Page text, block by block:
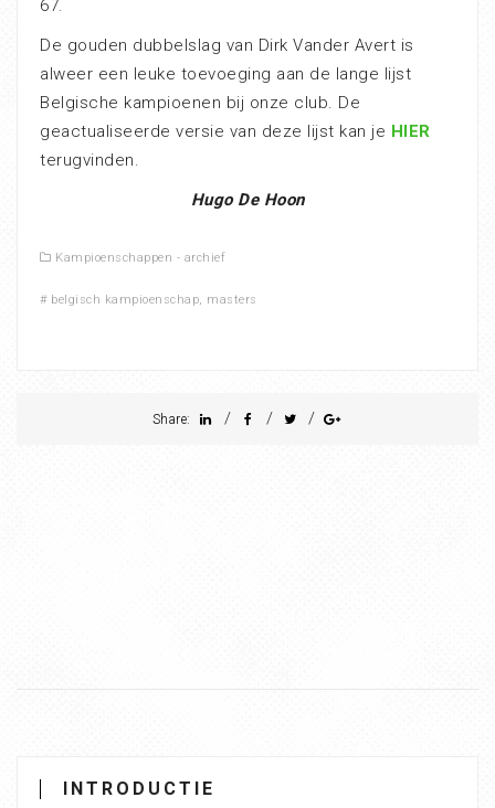
67.
De gouden dubbelslag van Dirk Vander Avert is
alweer een leuke toevoeging aan de lange lijst
Belgische kampioenen bij onze club. De
geactualiseerde versie van deze lijst kan je HIER
terugvinden.
Hugo De Hoon
Kampioenschappen - archief
# belgisch kampioenschap, masters
Share: / / /
INTRODUCTIE